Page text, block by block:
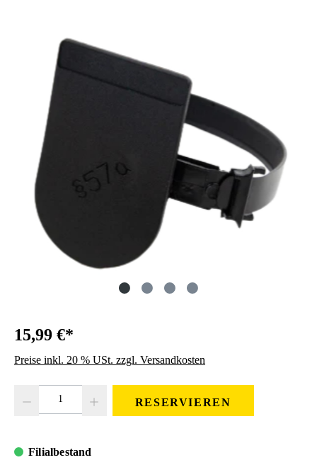
15,99 €*
Preise inkl. 20 % USt. zzgl. Versandkosten
RESERVIEREN
Filialbestand